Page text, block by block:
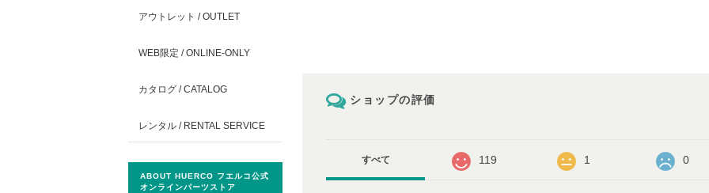
ショップの評価
すべて 119 1 0
アウトレット / OUTLET
WEB限定 / ONLINE-ONLY
カタログ / CATALOG
レンタル / RENTAL SERVICE
ABOUT HUERCO フエルコ公式
オンラインパーツストア